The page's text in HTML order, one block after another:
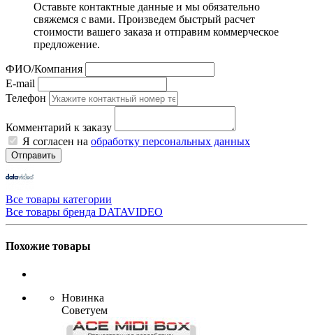
Оставьте контактные данные и мы обязательно
свяжемся с вами. Произведем быстрый расчет
стоимости вашего заказа и отправим коммерческое
предложение.
ФИО/Компания
E-mail
Телефон
Комментарий к заказу
Я согласен на обработку персональных данных
Отправить
Все товары категории
Все товары бренда DATAVIDEO
Похожие товары
Новинка
Советуем